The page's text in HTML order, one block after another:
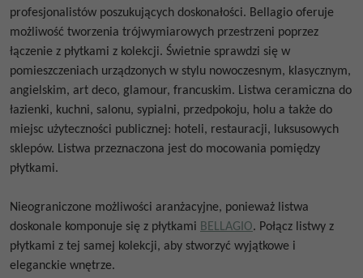
profesjonalistów poszukujących doskonałości. Bellagio oferuje
możliwość tworzenia trójwymiarowych przestrzeni poprzez
łączenie z płytkami z kolekcji. Świetnie sprawdzi się w
pomieszczeniach urządzonych w stylu nowoczesnym, klasycznym,
angielskim, art deco, glamour, francuskim. Listwa ceramiczna do
łazienki, kuchni, salonu, sypialni, przedpokoju, holu a także do
miejsc użyteczności publicznej: hoteli, restauracji, luksusowych
sklepów. Listwa przeznaczona jest do mocowania pomiędzy
płytkami.
Nieograniczone możliwości aranżacyjne, ponieważ listwa
doskonale komponuje się z płytkami BELLAGIO. Połącz listwy z
płytkami z tej samej kolekcji, aby stworzyć wyjątkowe i
eleganckie wnętrze.